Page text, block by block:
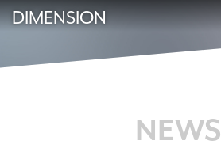
DIMENSION
NEWS